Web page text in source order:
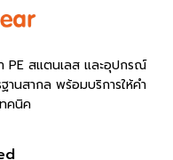
PE สแตนเลส และอุปกรณ์
านสากล พร้อมบริการให้คำ
คนิค